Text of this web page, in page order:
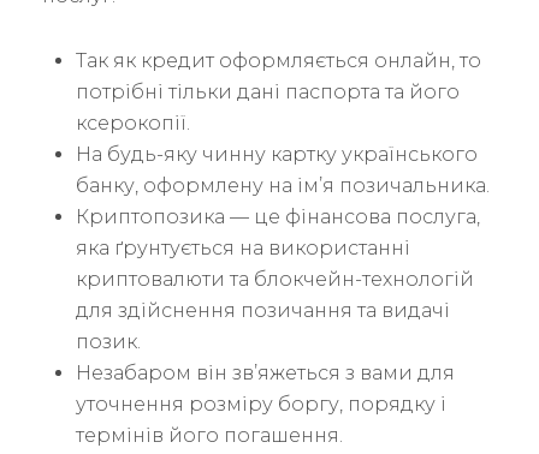
Так як кредит оформляється онлайн, то
потрібні тільки дані паспорта та його
ксерокопії.
На будь-яку чинну картку українського
банку, оформлену на ім’я позичальника.
Криптопозика — це фінансова послуга,
яка ґрунтується на використанні
криптовалюти та блокчейн-технологій
для здійснення позичання та видачі
позик.
Незабаром він зв’яжеться з вами для
уточнення розміру боргу, порядку і
термінів його погашення.